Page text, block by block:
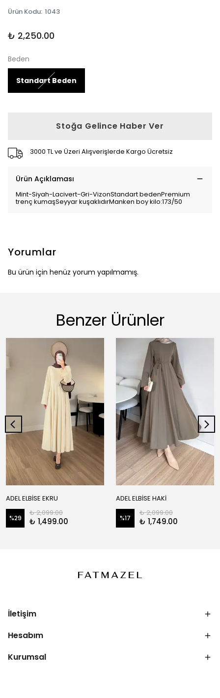
Ürün Kodu: 1043
₺ 2,250.00
Beden
Standart Beden
Stoğa Gelince Haber Ver
3000 TL ve Üzeri Alışverişlerde Kargo Ücretsiz
Ürün Açıklaması
Mint-Siyah-Lacivert-Gri-VizonStandart bedenPremium
trenç kumaşSeyyar kuşaklıdırManken boy kilo:173/50
Yorumlar
Bu ürün için henüz yorum yapılmamış.
Benzer Ürünler
ADEL ELBİSE EKRU
%29
₺ 2,099.00
₺ 1,499.00
ADEL ELBİSE HAKİ
%17
₺ 2,099.00
₺ 1,749.00
İletişim
Hesabım
Kurumsal